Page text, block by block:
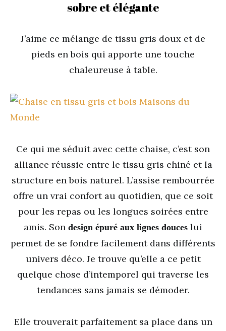
sobre et élégante
J’aime ce mélange de tissu gris doux et de
pieds en bois qui apporte une touche
chaleureuse à table.
Ce qui me séduit avec cette chaise, c’est son
alliance réussie entre le tissu gris chiné et la
structure en bois naturel. L’assise rembourrée
offre un vrai confort au quotidien, que ce soit
pour les repas ou les longues soirées entre
amis. Son design épuré aux lignes douces lui
permet de se fondre facilement dans différents
univers déco. Je trouve qu’elle a ce petit
quelque chose d’intemporel qui traverse les
tendances sans jamais se démoder.
Elle trouverait parfaitement sa place dans un